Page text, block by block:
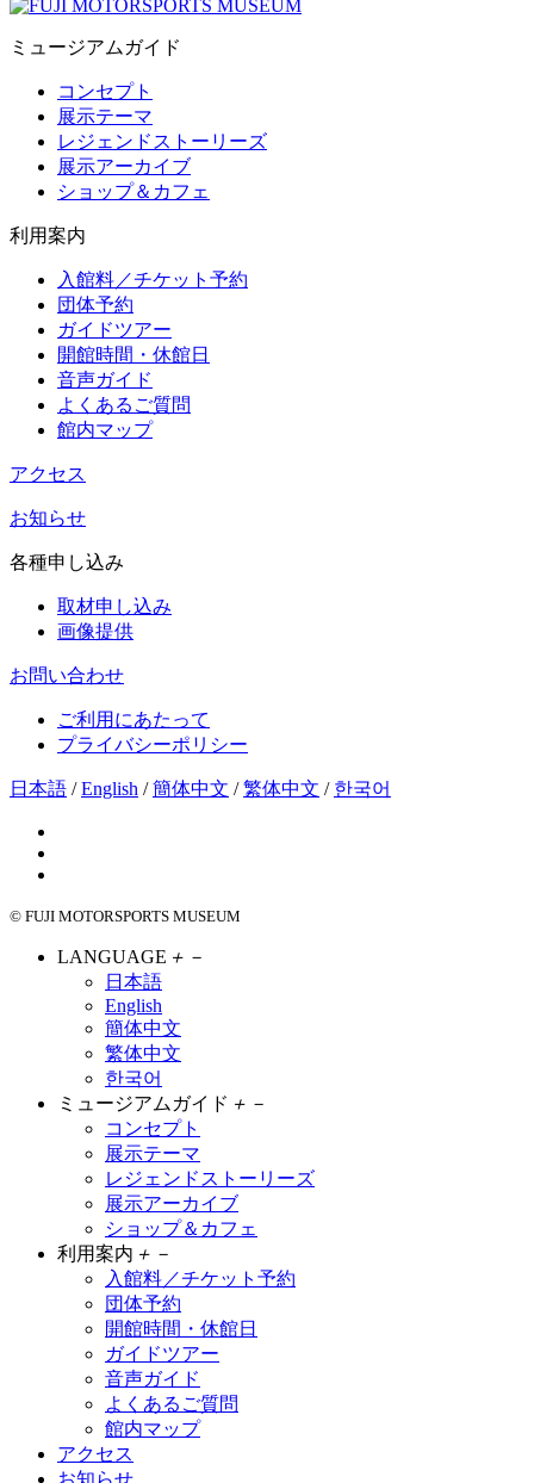
ミュージアムガイド
コンセプト
展示テーマ
レジェンドストーリーズ
展示アーカイブ
ショップ＆カフェ
利用案内
入館料／チケット予約
団体予約
ガイドツアー
開館時間・休館日
音声ガイド
よくあるご質問
館内マップ
アクセス
お知らせ
各種申し込み
取材申し込み
画像提供
お問い合わせ
ご利用にあたって
プライバシーポリシー
日本語 /English /簡体中文 /繁体中文 / 한국어
© FUJI MOTORSPORTS MUSEUM
LANGUAGE ＋ －
日本語
English
簡体中文
繁体中文
한국어
ミュージアムガイド ＋ －
コンセプト
展示テーマ
レジェンドストーリーズ
展示アーカイブ
ショップ＆カフェ
利用案内 ＋ －
入館料／チケット予約
団体予約
開館時間・休館日
ガイドツアー
音声ガイド
よくあるご質問
館内マップ
アクセス